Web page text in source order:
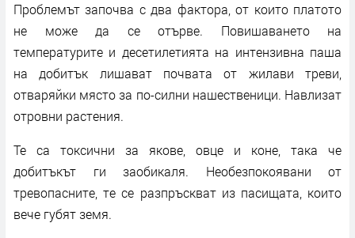
Проблемът започва с два фактора, от които платото
не може да се отърве. Повишаването на
температурите и десетилетията на интензивна паша
на добитък лишават почвата от жилави треви,
отваряйки място за по-силни нашественици. Навлизат
отровни растения.
Те са токсични за якове, овце и коне, така че
добитъкът ги заобикаля. Необезпокоявани от
тревопасните, те се разпръскват из пасищата, които
вече губят земя.